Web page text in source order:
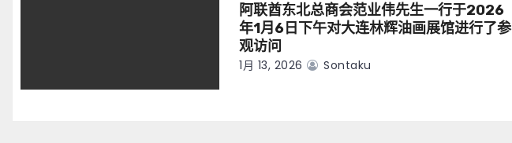
阿联酋东北总商会范业伟先生一行于2026
年1月6日下午对大连林辉油画展馆进行了参
观访问
1月 13, 2026 Sontaku